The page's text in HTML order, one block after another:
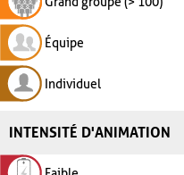
Équipe
Individuel
INTENSITÉ D'ANIMATION